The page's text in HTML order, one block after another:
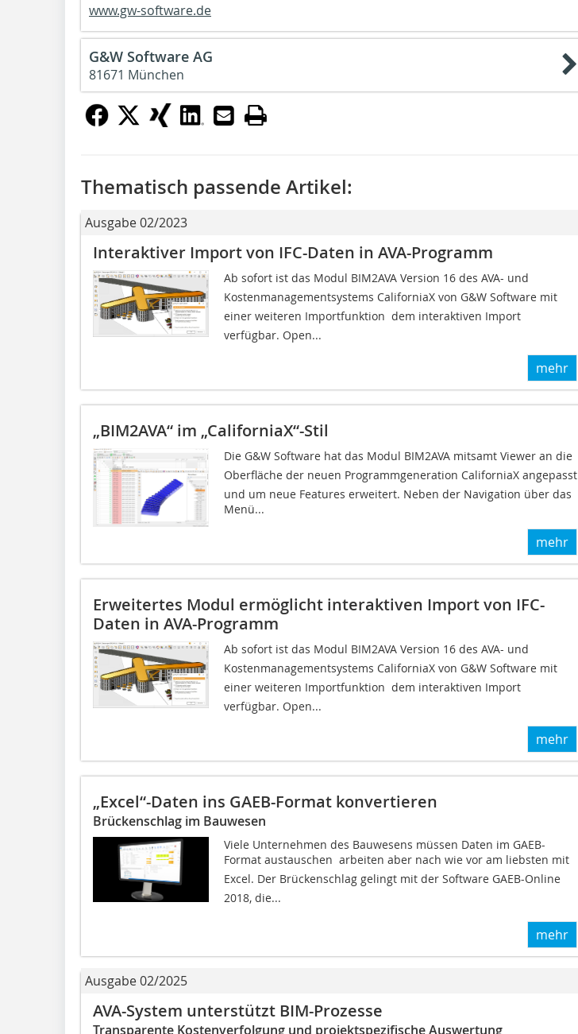
www.gw-software.de
G&W Software AG
81671 München
Thematisch passende Artikel:
Ausgabe 02/2023
Interaktiver Import von IFC-Daten in AVA-Programm
Ab sofort ist das Modul BIM2AVA Version 16 des AVA- und
Kostenmanagementsystems CaliforniaX von G&W Software mit
einer weiteren Importfunktion  dem interaktiven Import 
verfügbar. Open...
mehr
„BIM2AVA“ im „CaliforniaX“-Stil
Die G&W Software hat das Modul BIM2AVA mitsamt Viewer an die
Oberfläche der neuen Programmgeneration CaliforniaX angepasst
und um neue Features erweitert. Neben der Navigation über das
Menü...
mehr
Erweitertes Modul ermöglicht interaktiven Import von IFC-
Daten in AVA-Programm
Ab sofort ist das Modul BIM2AVA Version 16 des AVA- und
Kostenmanagementsystems CaliforniaX von G&W Software mit
einer weiteren Importfunktion  dem interaktiven Import 
verfügbar. Open...
mehr
„Excel“-Daten ins GAEB-Format konvertieren
Brückenschlag im Bauwesen
Viele Unternehmen des Bauwesens müssen Daten im GAEB-
Format austauschen  arbeiten aber nach wie vor am liebsten mit
Excel. Der Brückenschlag gelingt mit der Software GAEB-Online
2018, die...
mehr
Ausgabe 02/2025
AVA-System unterstützt BIM-Prozesse
Transparente Kostenverfolgung und projektspezifische Auswertung